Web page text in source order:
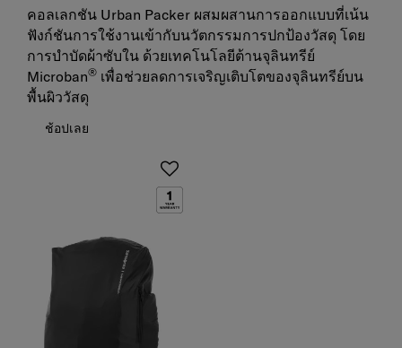
คอลเลกชัน Urban Packer ผสมผสานการออกแบบที่เน้น
ฟังก์ชันการใช้งานเข้ากับนวัตกรรมการปกป้องวัสดุ โดย
การบำบัดผ้าซับใน ด้วยเทคโนโลยีต้านจุลินทรีย์
Microban® เพื่อช่วยลดการเจริญเติบโตของจุลินทรีย์บน
พื้นผิววัสดุ
ช้อปเลย